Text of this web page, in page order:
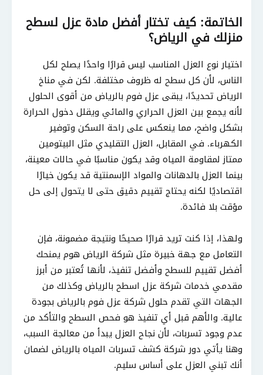
الخاتمة: كيف تختار أفضل مادة عزل لسطح
منزلك في الرياض؟
اختيار نوع العزل المناسب ليس قرارًا واحدًا يصلح لكل
الناس، لأن كل سطح له ظروف مختلفة. لكن في مناخ
الرياض تحديدًا، يبقى عزل فوم بالرياض من أقوى الحلول
لأنه يجمع بين العزل الحراري والمائي ويقلل دخول الحرارة
بشكل واضح، مما ينعكس على راحة السكن وتوفير
الكهرباء. في المقابل، العزل التقليدي مثل البيتومين
ممتاز لمقاومة المياه وقد يكون مناسبًا في حالات معينة،
بينما العزل بالدهانات والمواد الإسمنتية قد يكون خيارًا
اقتصاديًا لكنه يحتاج تقييم دقيق حتى لا يتحول إلى حل
مؤقت بلا فائدة.
ولهذا، إذا كنت تريد قرارًا صحيحًا ونتيجة مضمونة، فإن
التعامل مع جهة خبيرة مثل شركة الرياض هوم يمنحك
أفضل تقييم للسطح وأفضل تنفيذ، لأنها تُعتبر من أبرز
مقدمي خدمات شركة عزل اسطح بالرياض وكذلك من
الجهات التي تقدم حلول شركة عزل فوم بالرياض بجودة
عالية. والأهم قبل أي تنفيذ هو فحص السطح والتأكد من
عدم وجود تسربات، لأن نجاح العزل يبدأ من معالجة السبب،
وهنا يأتي دور شركة كشف تسربات المياه بالرياض لضمان
أنك تبني العزل على أساس سليم.